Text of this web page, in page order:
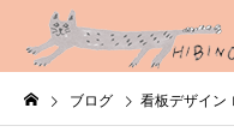
ブログ 看板デザイン